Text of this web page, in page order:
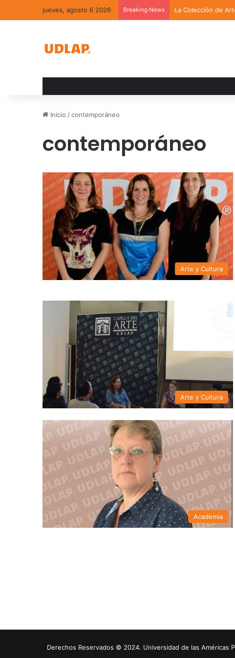
jueves, agosto 6 2026 Breaking News La Colección de
Inicio /contemporáneo
contemporáneo
Arte y Cultura
Arte y Cultura
Academia
Derechos Reservados © 2024. Universidad de las Américas